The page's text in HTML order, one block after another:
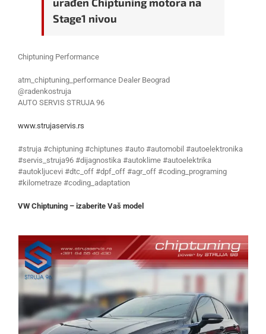
Stage1 nivou
Chiptuning Performance
atm_chiptuning_performance Dealer Beograd
@radenkostruja
AUTO SERVIS STRUJA 96
www.strujaservis.rs
#struja #chiptuning #chiptunes #auto #automobil #autoelektronika
#servis_struja96 #dijagnostika #autoklime #autoelektrika
#autokljucevi #dtc_off #dpf_off #agr_off #coding_programing
#kilometraze #coding_adaptation
VW Chiptuning – izaberite Vaš model